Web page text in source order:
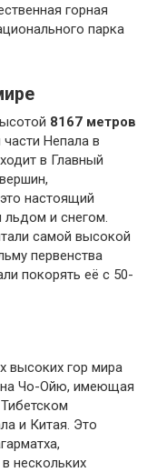
горная
парка
8167 метров
Непала в
в Главный
настоящий
и снегом.
самой высокой
первенства
покорять её с 50-
высоких гор мира
Чо-Ойю, имеющая
и Китая. Это
нескольких